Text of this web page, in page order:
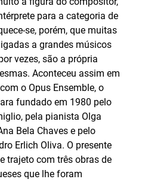
para a categoria de
se, porém, que muitas
a grandes músicos
vezes, são a própria
Aconteceu assim em
o Opus Ensemble, o
fundado em 1980 pelo
pela pianista Olga
Bela Chaves e pelo
Erlich Oliva. O presente
trajeto com três obras de
que lhe foram